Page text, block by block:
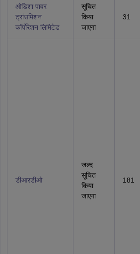
ओडिशा पावर
ट्रांसमिशन
कॉर्पोरेशन लिमिटेड
सूचित
किया
जाएगा
31
डीआरडीओ
जल्द
सूचित
किया
जाएगा
181